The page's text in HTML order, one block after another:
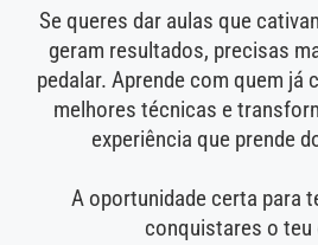
Se queres dar aulas que
geram resultados, precisas
pedalar. Aprende com quem já
melhores técnicas e
experiência que prende
A oportunidade certa para
conquistares o teu